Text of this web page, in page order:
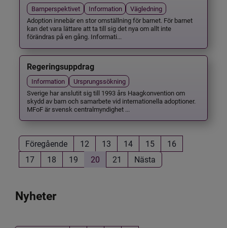
Barnperspektivet Information
Vägledning
Adoption innebär en stor omställning för barnet. För barnet
kan det vara lättare att ta till sig det nya om allt inte
förändras på en gång. Informati...
Regeringsuppdrag
Information
Ursprungssökning
Sverige har anslutit sig till 1993 års Haagkonvention om
skydd av barn och samarbete vid internationella adoptioner.
MFoF är svensk centralmyndighet ...
Föregående 12 13 14 15
16
17
18 19 20 21 Nästa
Nyheter